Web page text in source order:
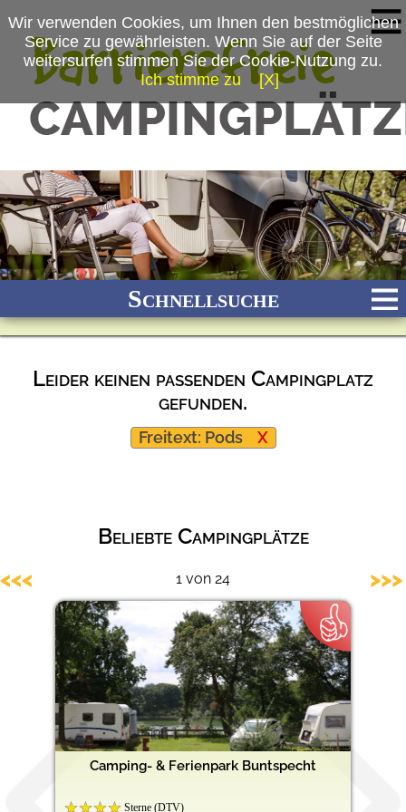
Schnellsuche
Bach Fluss Meer Gebirge See
Wald/Wiesen
Ganzjährig geöffnet
Barrierefreie Campingplätze
Leider keinen passenden Campingplatz
gefunden.
Freitext: Pods X
Beliebte Campingplätze
Camping- & Ferienpark Buntspecht
Sterne (DTV)
1 von 24
<<< >>>
Wir verwenden Cookies, um Ihnen den bestmöglichen
Service zu gewährleisten. Wenn Sie auf der Seite
weitersurfen stimmen Sie der Cookie-Nutzung zu.
Ich stimme zu
[X]